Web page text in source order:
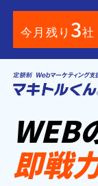
今月残り 3社
WEB
即戦